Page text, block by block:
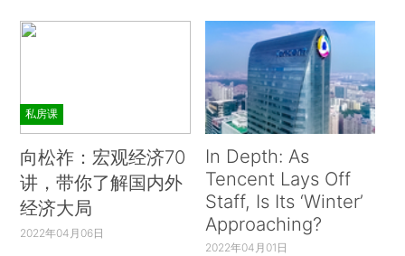
私房课
向松祚：宏观经济70
讲，带你了解国内外
经济大局
2022年04月06日
In Depth: As
Tencent Lays Off
Staff, Is Its ‘Winter’
Approaching?
2022年04月01日